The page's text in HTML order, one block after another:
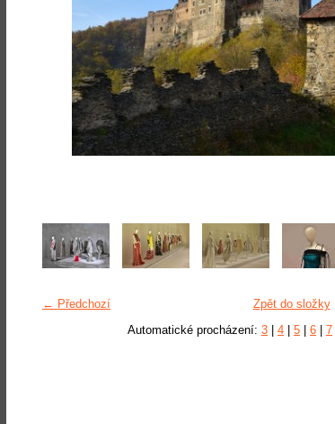
← Předchozí
Zpět do složky
Automatické procházení: 3 4 5 6 7